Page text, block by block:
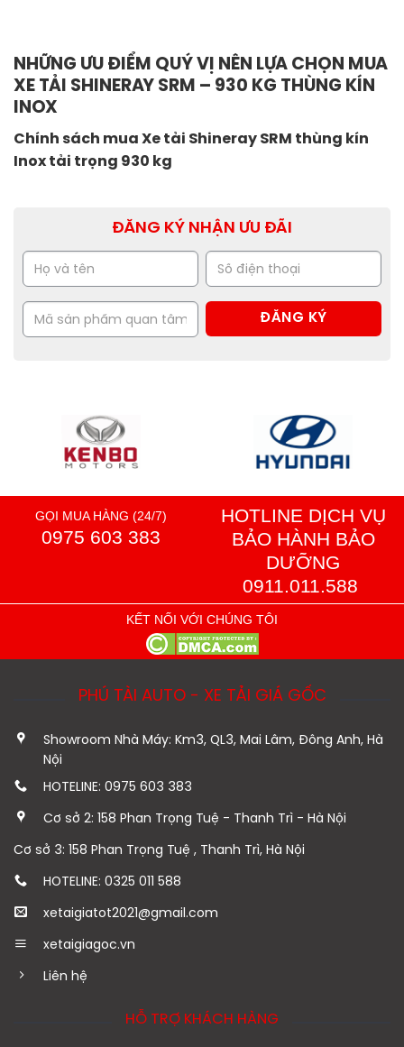
NHỮNG ƯU ĐIỂM QUÝ VỊ NÊN LỰA CHỌN MUA
XE TẢI SHINERAY SRM – 930 KG THÙNG KÍN
INOX
Chính sách mua Xe tải Shineray SRM thùng kín
Inox tải trọng 930 kg
ĐĂNG KÝ NHẬN ƯU ĐÃI
GỌI MUA HÀNG (24/7)
0975 603 383
HOTLINE DỊCH VỤ
BẢO HÀNH BẢO
DƯỠNG
0911.011.588
KẾT NỐI VỚI CHÚNG TÔI
PHÚ TÀI AUTO - XE TẢI GIÁ GỐC
Showroom Nhà Máy: Km3, QL3, Mai Lâm, Đông Anh, Hà
Nội
HOTELINE: 0975 603 383
Cơ sở 2: 158 Phan Trọng Tuệ - Thanh Trì - Hà Nội
Cơ sở 3: 158 Phan Trọng Tuệ , Thanh Trì, Hà Nội
HOTELINE: 0325 011 588
xetaigiatot2021@gmail.com
xetaigiagoc.vn
Liên hệ
HỖ TRỢ KHÁCH HÀNG